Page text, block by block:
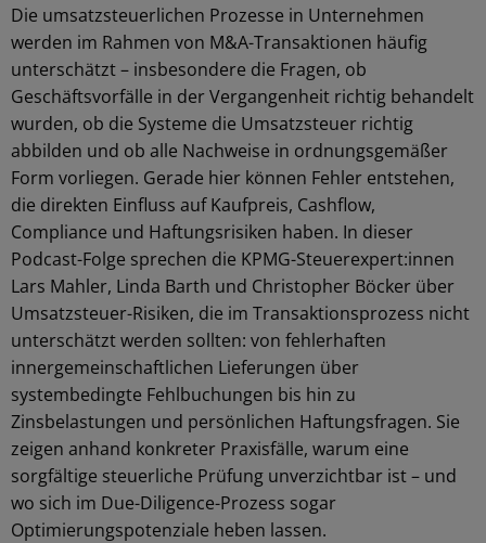
Die umsatzsteuerlichen Prozesse in Unternehmen
werden im Rahmen von M&A-Transaktionen häufig
unterschätzt – insbesondere die Fragen, ob
Geschäftsvorfälle in der Vergangenheit richtig behandelt
wurden, ob die Systeme die Umsatzsteuer richtig
abbilden und ob alle Nachweise in ordnungsgemäßer
Form vorliegen. Gerade hier können Fehler entstehen,
die direkten Einfluss auf Kaufpreis, Cashflow,
Compliance und Haftungsrisiken haben. In dieser
Podcast-Folge sprechen die KPMG-Steuerexpert:innen
Lars Mahler, Linda Barth und Christopher Böcker über
Umsatzsteuer-Risiken, die im Transaktionsprozess nicht
unterschätzt werden sollten: von fehlerhaften
innergemeinschaftlichen Lieferungen über
systembedingte Fehlbuchungen bis hin zu
Zinsbelastungen und persönlichen Haftungsfragen. Sie
zeigen anhand konkreter Praxisfälle, warum eine
sorgfältige steuerliche Prüfung unverzichtbar ist – und
wo sich im Due-Diligence-Prozess sogar
Optimierungspotenziale heben lassen.